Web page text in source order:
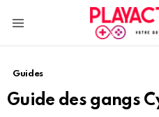
Guides
Guide des gangs